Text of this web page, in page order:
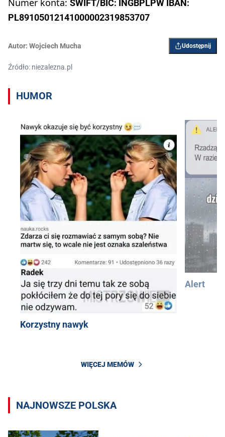
Numer konta: SWIFT/BIC: INGBPLPW IBAN:
PL89105012141000002319853707
Autor: ​Wojciech Mucha Udostępnij
Źródło: niezalezna.pl
HUMOR
Korzystny nawyk
Alert
WIĘCEJ MEMÓW
NAJNOWSZE POLSKA